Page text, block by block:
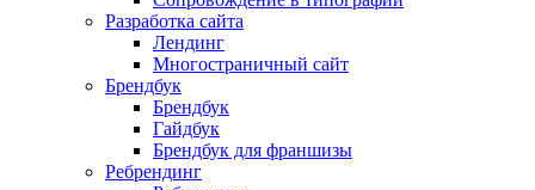
Разработка сайта
Лендинг
Многостраничный сайт
Брендбук
Брендбук
Гайдбук
Брендбук для франшизы
Ребрендинг